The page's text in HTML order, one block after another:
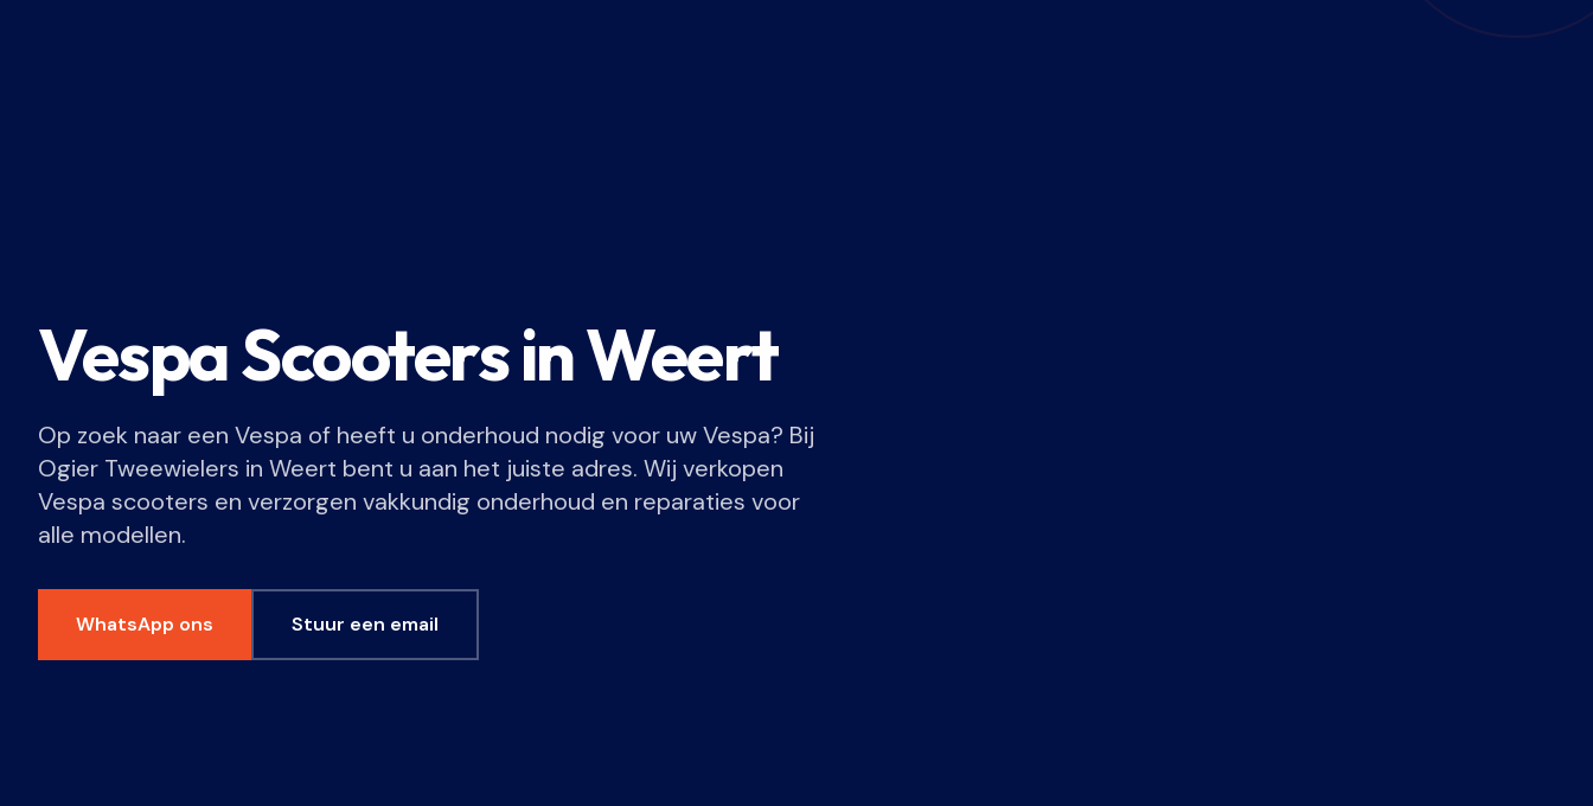
Vespa Scooters in Weert
Op zoek naar een Vespa of heeft u onderhoud nodig voor uw Vespa? Bij
Ogier Tweewielers in Weert bent u aan het juiste adres. Wij verkopen
Vespa scooters en verzorgen vakkundig onderhoud en reparaties voor
alle modellen.
WhatsApp ons Stuur een email